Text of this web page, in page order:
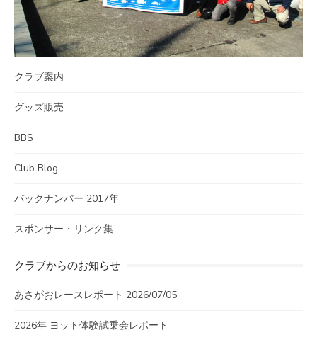
クラブ案内
グッズ販売
BBS
Club Blog
バックナンバー 2017年
スポンサー・リンク集
クラブからのお知らせ
あさがおレースレポート 2026/07/05
2026年 ヨット体験試乗会レポート